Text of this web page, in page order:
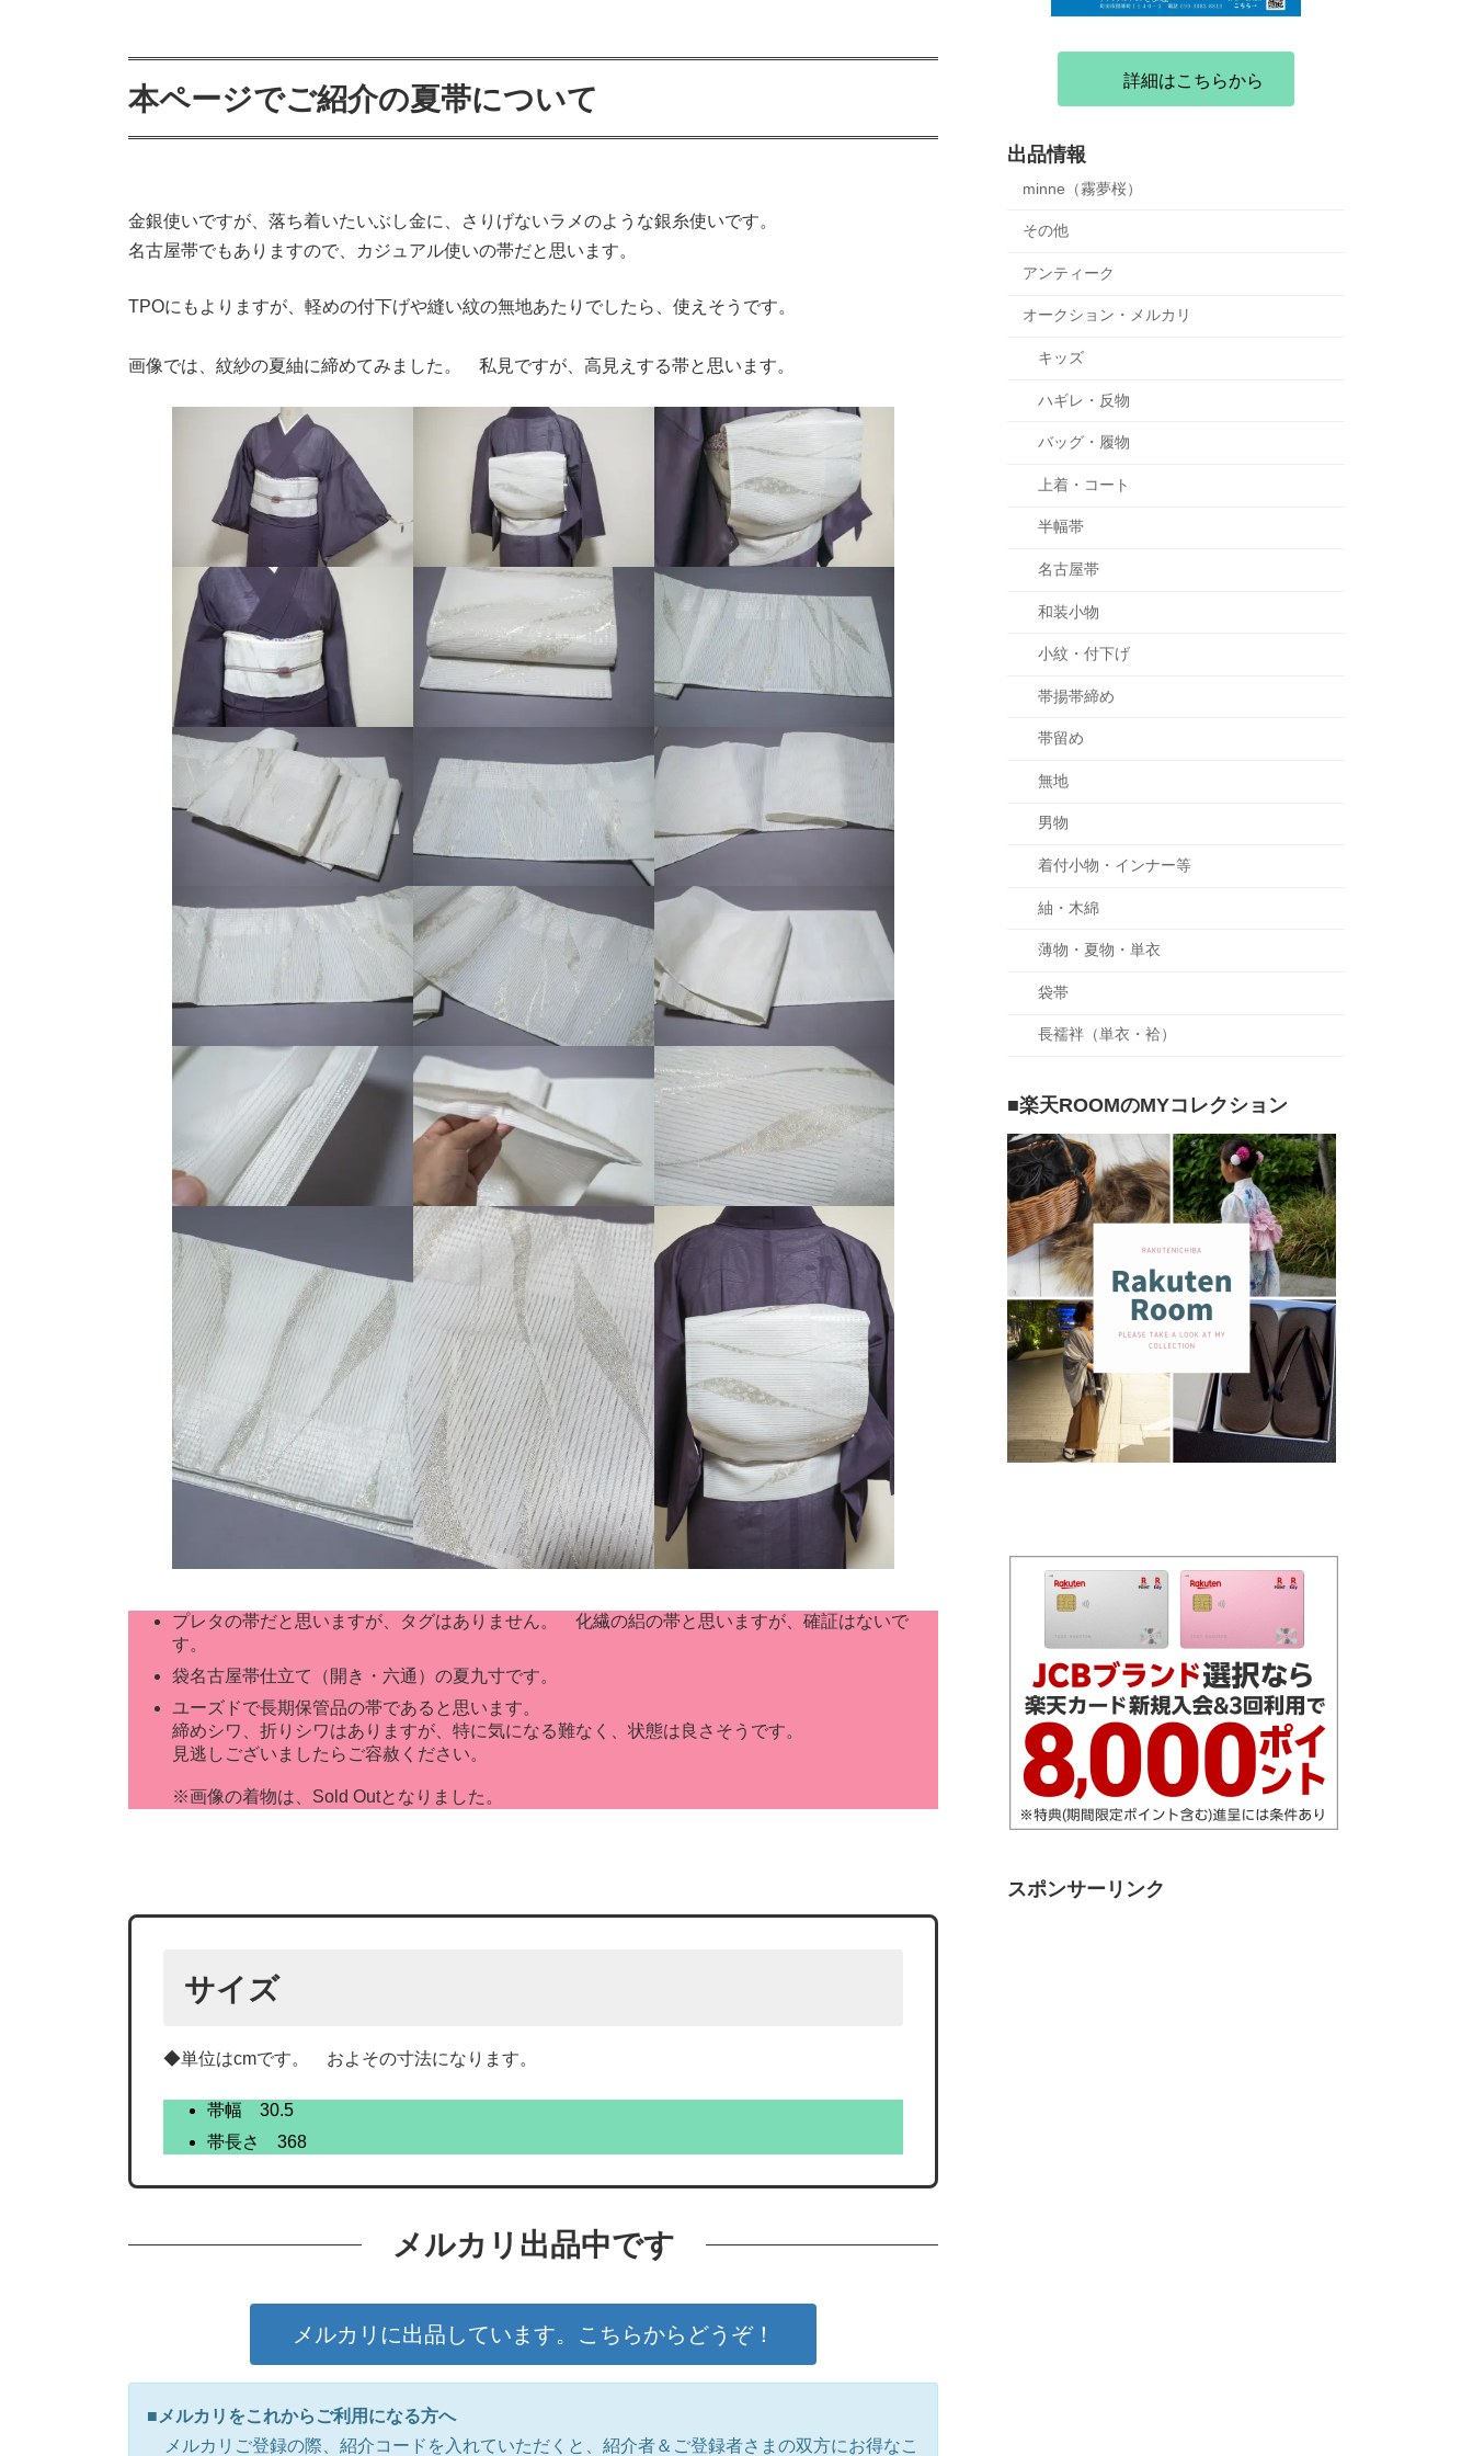
本ページでご紹介の夏帯について
金銀使いですが、落ち着いたいぶし金に、さりげないラメのような銀糸使いです。
名古屋帯でもありますので、カジュアル使いの帯だと思います。
TPOにもよりますが、軽めの付下げや縫い紋の無地あたりでしたら、使えそうです。
画像では、紋紗の夏紬に締めてみました。 私見ですが、高見えする帯と思います。
プレタの帯だと思いますが、タグはありません。 化繊の絽の帯と思いますが、確証はないで
す。
袋名古屋帯仕立て（開き・六通）の夏九寸です。
ユーズドで長期保管品の帯であると思います。
締めシワ、折りシワはありますが、特に気になる難なく、状態は良さそうです。
見逃しございましたらご容赦ください。
※画像の着物は、Sold Outとなりました。
サイズ
◆単位はcmです。 およその寸法になります。
帯幅 30.5
帯長さ 368
メルカリ出品中です
メルカリに出品しています。こちらからどうぞ！
■メルカリをこれからご利用になる方へ
メルカリご登録の際、紹介コードを入れていただくと、紹介者＆ご登録者さまの双方にお得なこ
詳細はこちらから
出品情報
minne（霧夢桜）
その他
アンティーク
オークション・メルカリ
キッズ
ハギレ・反物
バッグ・履物
上着・コート
半幅帯
名古屋帯
和装小物
小紋・付下げ
帯揚帯締め
帯留め
無地
男物
着付小物・インナー等
紬・木綿
薄物・夏物・単衣
袋帯
長襦袢（単衣・袷）
■楽天ROOMのMYコレクション
スポンサーリンク